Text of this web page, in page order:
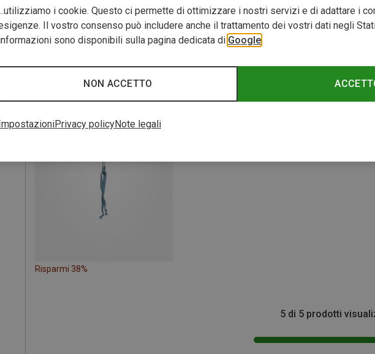
fino a 38%
Risparmi 38%
5 di 5 prodotti
i cookie. Questo ci permette di ottimizzare i nostri servizi e di adattare i
Il vostro consenso può includere anche il trattamento dei vostri dati negli
sono disponibili sulla pagina dedicata di Google
NON ACCETTO
Privacy policyNote legali